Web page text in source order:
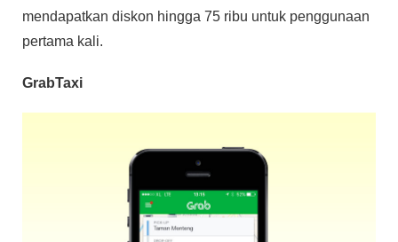
mendapatkan diskon hingga 75 ribu untuk penggunaan
pertama kali.
GrabTaxi